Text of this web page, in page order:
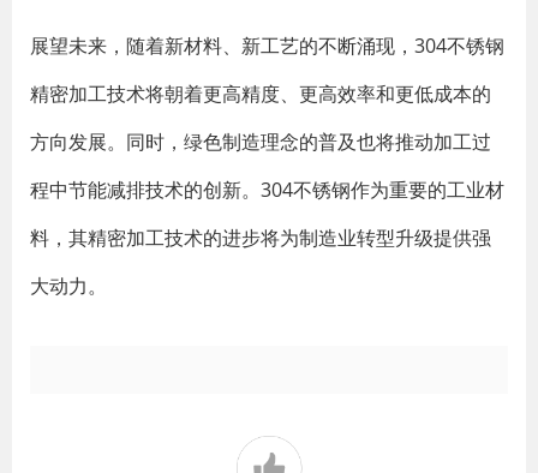
展望未来，随着新材料、新工艺的不断涌现，304不锈钢
精密加工技术将朝着更高精度、更高效率和更低成本的
方向发展。同时，绿色制造理念的普及也将推动加工过
程中节能减排技术的创新。304不锈钢作为重要的工业材
料，其精密加工技术的进步将为制造业转型升级提供强
大动力。